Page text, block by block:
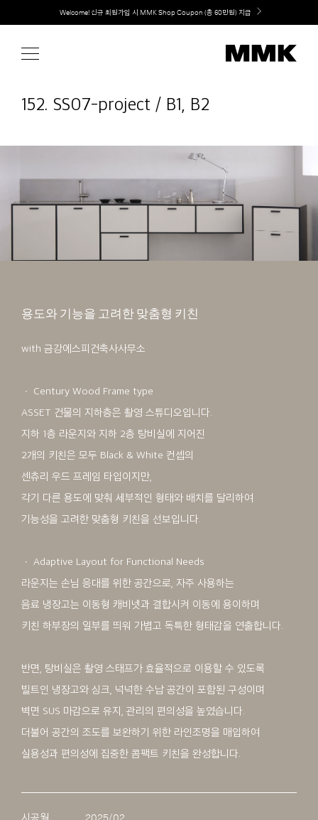
content
취향대로 완성하는 커스텀 아일랜드 키친, MMK The Island 출시
152. SS07-project / B1, B2
용도와 기능을 고려한 맞춤형 키친
with 금강에스피건축사사무소
ㆍ Century Wood Frame type
ASSET 건물의 지하층은 촬영 스튜디오입니다.
지하 1층 라운지와 지하 2층 탕비실에 지어진
2개의 키친은 모두 Black & White 컨셉의
센츄리 우드 프레임 타입이지만,
각기 다른 용도에 맞춰 세부적인 형태와 배치를 달리하여
기능성을 고려한 맞춤형 키친을 선보입니다.
ㆍ Adaptive Layout for Functional Needs
라운지는 손님 응대를 위한 공간으로, 자주 사용하는
음료 냉장고는 이동형 캐비넷과 결합시켜 이동에 용이하며
키친 하부장의 일부를 띄워 가볍고 독특한 형태감을 연출합니다.
반면, 탕비실은 촬영 스태프가 효율적으로 이용할 수 있도록
빌트인 냉장고와 싱크, 넉넉한 수납 공간이 포함된 구성이며
벽면 SUS 마감으로 유지, 관리의 편의성을 높였습니다.
더불어 공간의 조도를 보완하기 위한 라인조명을 매입하여
실용성과 편의성에 집중한 콤팩트 키친을 완성합니다.